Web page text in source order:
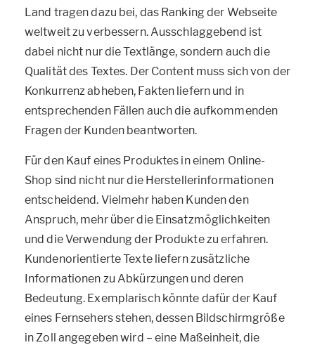
Land tragen dazu bei, das Ranking der Webseite
weltweit zu verbessern. Ausschlaggebend ist
dabei nicht nur die Textlänge, sondern auch die
Qualität des Textes. Der Content muss sich von der
Konkurrenz abheben, Fakten liefern und in
entsprechenden Fällen auch die aufkommenden
Fragen der Kunden beantworten.
Für den Kauf eines Produktes in einem Online-
Shop sind nicht nur die Herstellerinformationen
entscheidend. Vielmehr haben Kunden den
Anspruch, mehr über die Einsatzmöglichkeiten
und die Verwendung der Produkte zu erfahren.
Kundenorientierte Texte liefern zusätzliche
Informationen zu Abkürzungen und deren
Bedeutung. Exemplarisch könnte dafür der Kauf
eines Fernsehers stehen, dessen Bildschirmgröße
in Zoll angegeben wird – eine Maßeinheit, die